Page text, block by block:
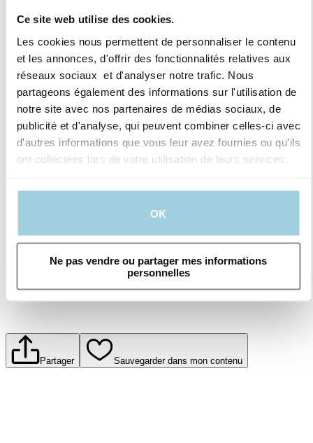
Ce site web utilise des cookies.
Les cookies nous permettent de personnaliser le contenu
et les annonces, d'offrir des fonctionnalités relatives aux
réseaux sociaux et d'analyser notre trafic. Nous
partageons également des informations sur l'utilisation de
notre site avec nos partenaires de médias sociaux, de
publicité et d'analyse, qui peuvent combiner celles-ci avec
d'autres informations que vous leur avez fournies ou qu'ils
ont collectées lors de votre utilisation de leurs services.
OK
Ne pas vendre ou partager mes informations
personnelles
J’accepte qu’Atos Medical traite mes données
personnelles dans le but de recevoir du
contenu marketing, des offres, invitations aux
produits et services offerts par Atos Medical.
Partager Sauvegarder dans mon contenu